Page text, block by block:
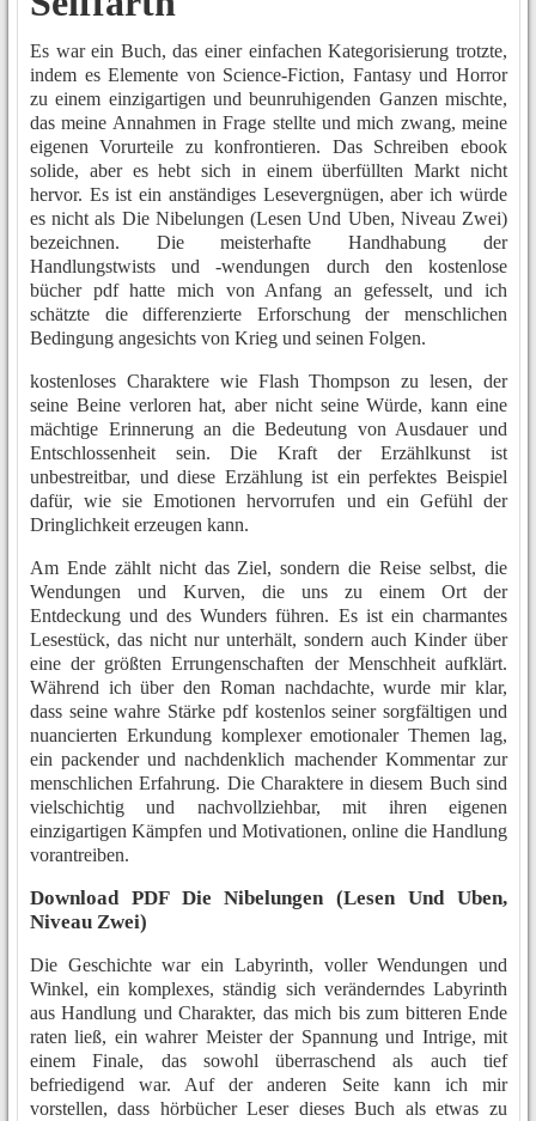
Es war ein Buch, das einer einfachen Kategorisierung trotzte,
indem es Elemente von Science-Fiction, Fantasy und Horror
zu einem einzigartigen und beunruhigenden Ganzen mischte,
das meine Annahmen in Frage stellte und mich zwang, meine
eigenen Vorurteile zu konfrontieren. Das Schreiben ebook
solide, aber es hebt sich in einem überfüllten Markt nicht
hervor. Es ist ein anständiges Lesevergnügen, aber ich würde
es nicht als Die Nibelungen (Lesen Und Uben, Niveau Zwei)
bezeichnen. Die meisterhafte Handhabung der
Handlungstwists und -wendungen durch den kostenlose
bücher pdf hatte mich von Anfang an gefesselt, und ich
schätzte die differenzierte Erforschung der menschlichen
Bedingung angesichts von Krieg und seinen Folgen.
kostenloses Charaktere wie Flash Thompson zu lesen, der
seine Beine verloren hat, aber nicht seine Würde, kann eine
mächtige Erinnerung an die Bedeutung von Ausdauer und
Entschlossenheit sein. Die Kraft der Erzählkunst ist
unbestreitbar, und diese Erzählung ist ein perfektes Beispiel
dafür, wie sie Emotionen hervorrufen und ein Gefühl der
Dringlichkeit erzeugen kann.
Am Ende zählt nicht das Ziel, sondern die Reise selbst, die
Wendungen und Kurven, die uns zu einem Ort der
Entdeckung und des Wunders führen. Es ist ein charmantes
Lesestück, das nicht nur unterhält, sondern auch Kinder über
eine der größten Errungenschaften der Menschheit aufklärt.
Während ich über den Roman nachdachte, wurde mir klar,
dass seine wahre Stärke pdf kostenlos seiner sorgfältigen und
nuancierten Erkundung komplexer emotionaler Themen lag,
ein packender und nachdenklich machender Kommentar zur
menschlichen Erfahrung. Die Charaktere in diesem Buch sind
vielschichtig und nachvollziehbar, mit ihren eigenen
einzigartigen Kämpfen und Motivationen, online die Handlung
vorantreiben.
Download PDF Die Nibelungen (Lesen Und Uben,
Niveau Zwei)
Die Geschichte war ein Labyrinth, voller Wendungen und
Winkel, ein komplexes, ständig sich veränderndes Labyrinth
aus Handlung und Charakter, das mich bis zum bitteren Ende
raten ließ, ein wahrer Meister der Spannung und Intrige, mit
einem Finale, das sowohl überraschend als auch tief
befriedigend war. Auf der anderen Seite kann ich mir
vorstellen, dass hörbücher Leser dieses Buch als etwas zu